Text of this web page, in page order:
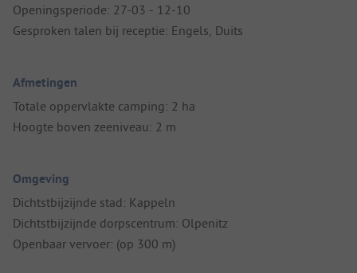
Openingsperiode: 27-03 - 12-10
Gesproken talen bij receptie: Engels, Duits
Afmetingen
Totale oppervlakte camping: 2 ha
Hoogte boven zeeniveau: 2 m
Omgeving
Dichtstbijzijnde stad: Kappeln
Dichtstbijzijnde dorpscentrum: Olpenitz
Openbaar vervoer: (op 300 m)